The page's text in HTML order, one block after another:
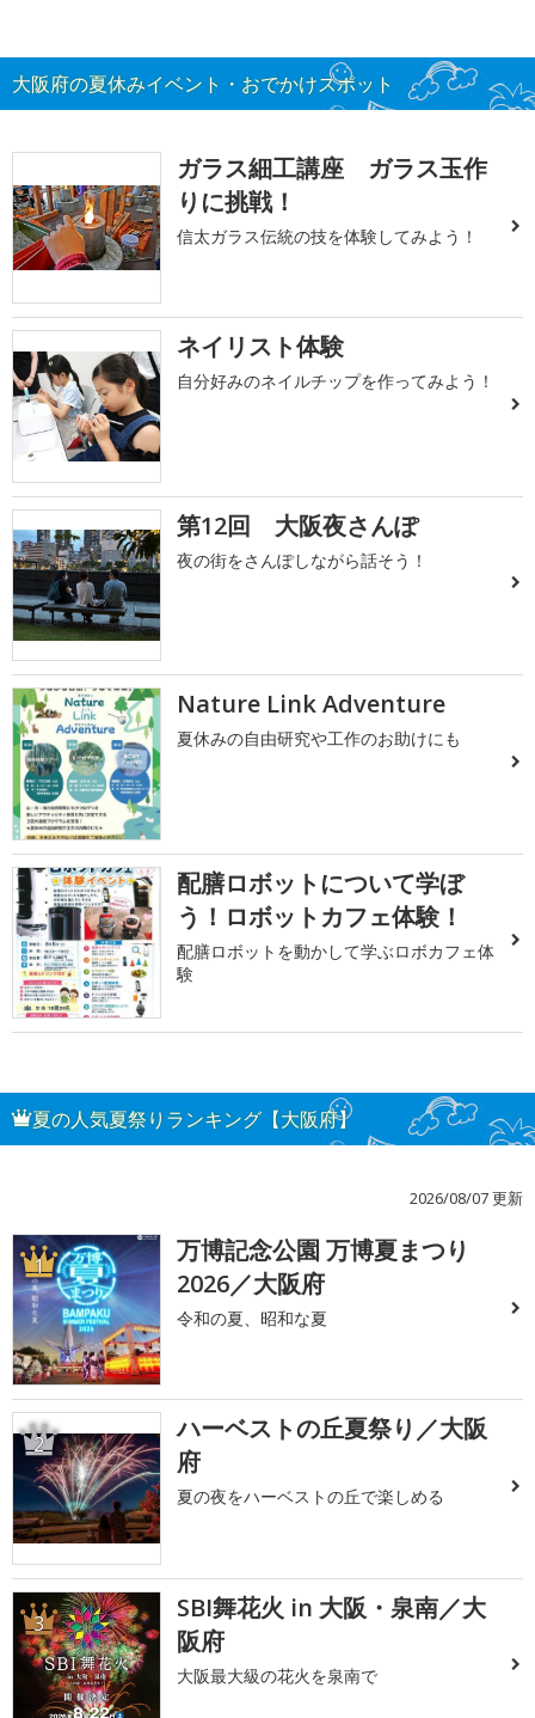
大阪府の夏休みイベント・おでかけスポット
ガラス細工講座 ガラス玉作
りに挑戦！
信太ガラス伝統の技を体験してみよう！
ネイリスト体験
自分好みのネイルチップを作ってみよう！
第12回 大阪夜さんぽ
夜の街をさんぽしながら話そう！
Nature Link Adventure
夏休みの自由研究や工作のお助けにも
配膳ロボットについて学ぼ
う！ロボットカフェ体験！
配膳ロボットを動かして学ぶロボカフェ体
験
夏の人気夏祭りランキング【大阪府】
2026/08/07 更新
1
万博記念公園 万博夏まつり
2026／大阪府
令和の夏、昭和な夏
2
ハーベストの丘夏祭り／大阪
府
夏の夜をハーベストの丘で楽しめる
3
SBI舞花火 in 大阪・泉南／大
阪府
大阪最大級の花火を泉南で